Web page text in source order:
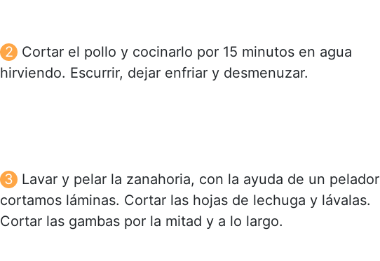
Cortar el pollo y cocinarlo por 15 minutos en agua
hirviendo. Escurrir, dejar enfriar y desmenuzar.
Lavar y pelar la zanahoria, con la ayuda de un pelador
cortamos láminas. Cortar las hojas de lechuga y lávalas.
Cortar las gambas por la mitad y a lo largo.